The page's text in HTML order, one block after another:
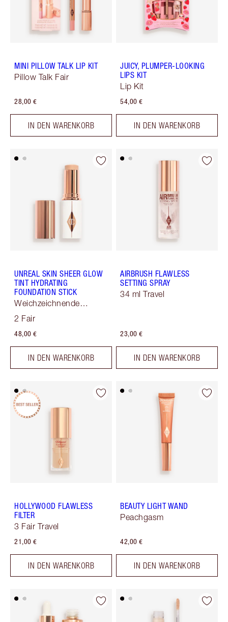
MINI PILLOW TALK LIP KIT
Pillow Talk Fair
28,00 €
IN DEN WARENKORB
JUICY, PLUMPER-LOOKING
LIPS KIT
Lip Kit
54,00 €
IN DEN WARENKORB
UNREAL SKIN SHEER GLOW
TINT HYDRATING
FOUNDATION STICK
Weichzeichnende
2 Fair
48,00 €
IN DEN WARENKORB
AIRBRUSH FLAWLESS
SETTING SPRAY
34 ml Travel
23,00 €
IN DEN WARENKORB
HOLLYWOOD FLAWLESS
FILTER
3 Fair Travel
21,00 €
IN DEN WARENKORB
BEAUTY LIGHT WAND
Peachgasm
42,00 €
IN DEN WARENKORB